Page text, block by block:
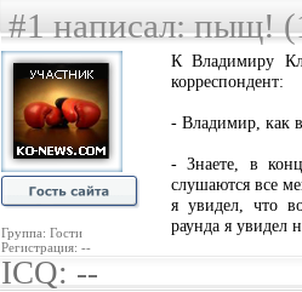
#1 написал: пыщ!
Группа: Гости
Регистрация: --
К Владимиру
корреспондент:
- Владимир, как
- Знаете, в
слушаются все
я увидел, что
раунда я увидел
ICQ: --